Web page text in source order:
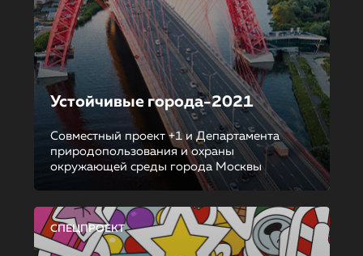
Устойчивые города-2021
Совместный проект +1 и Департамента
природопользования и охраны
окружающей среды города Москвы
СПЕЦПРОЕКТ